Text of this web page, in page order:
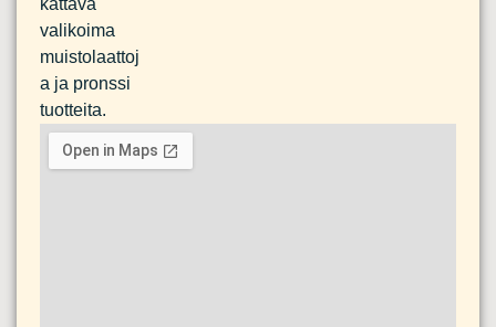
valikoima
muistolaattoj
a ja pronssi
tuotteita.